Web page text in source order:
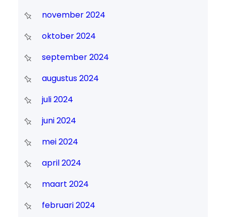
november 2024
oktober 2024
september 2024
augustus 2024
juli 2024
juni 2024
mei 2024
april 2024
maart 2024
februari 2024